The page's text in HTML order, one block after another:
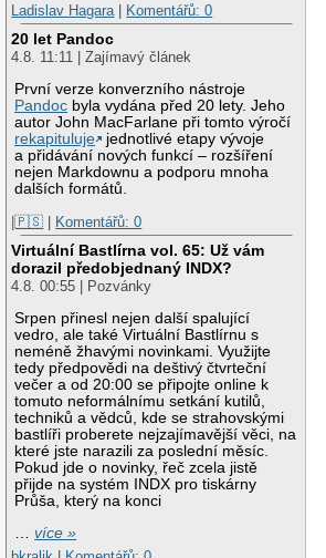
Ladislav Hagara | Komentářů: 0
20 let Pandoc
4.8. 11:11 | Zajímavý článek
První verze konverzního nástroje
Pandoc byla vydána před 20 lety. Jeho
autor John MacFarlane při tomto výročí
rekapituluje
jednotlivé etapy vývoje
a přidávání nových funkcí – rozšíření
nejen Markdownu a podporu mnoha
dalších formátů.
|🇵🇸 | Komentářů: 0
Virtuální Bastlírna vol. 65: Už vám
dorazil předobjednaný INDX?
4.8. 00:55 | Pozvánky
Srpen přinesl nejen další spalující
vedro, ale také Virtuální Bastlírnu s
neméně žhavými novinkami. Využijte
tedy předpovědi na deštivý čtvrteční
večer a od 20:00 se připojte online k
tomuto neformálnímu setkání kutilů,
techniků a vědců, kde se strahovskými
bastlíři proberete nejzajímavější věci, na
které jste narazili za poslední měsíc.
Pokud jde o novinky, řeč zcela jistě
přijde na systém INDX pro tiskárny
Průša, který na konci
…více »